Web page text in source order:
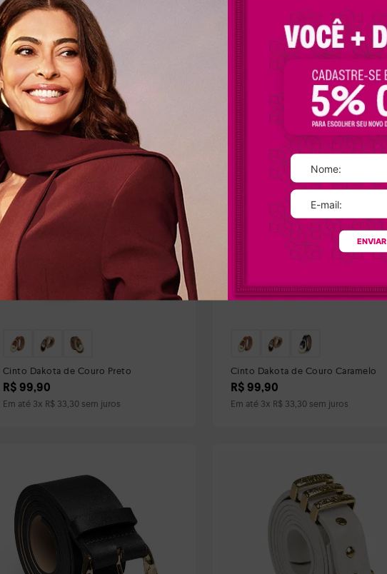
ENVIAR
Cinto Dakota de Couro Metalizado
R$139, 90
Em até4xR$34,97 sem juros
Cinto Dakota de Couro Metalizado
R$
Em até R$ sem juros
Cinto Dakota de Couro Preto
R$ 99,90
Em até 3x R$ 33,30sem juros
Cinto Dakota de Couro Caramelo
R$ 99,90
Em até 3x R$ 33,30sem juros